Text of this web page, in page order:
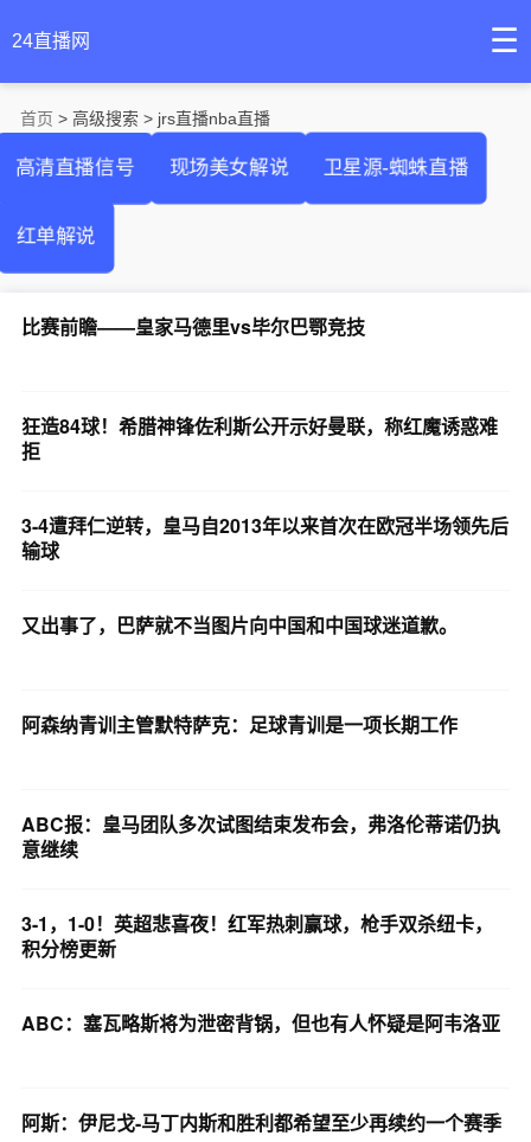
24直播网 ☰
首页 > 高级搜索 > jrs直播nba直播
高清直播信号 现场美女解说 卫星源-蜘蛛直播
红单解说
比赛前瞻——皇家马德里vs毕尔巴鄂竞技
狂造84球！希腊神锋佐利斯公开示好曼联，称红魔诱惑难
拒
3-4遭拜仁逆转，皇马自2013年以来首次在欧冠半场领先后
输球
又出事了，巴萨就不当图片向中国和中国球迷道歉。
阿森纳青训主管默特萨克：足球青训是一项长期工作
ABC报：皇马团队多次试图结束发布会，弗洛伦蒂诺仍执
意继续
3-1，1-0！英超悲喜夜！红军热刺赢球，枪手双杀纽卡，
积分榜更新
ABC：塞瓦略斯将为泄密背锅，但也有人怀疑是阿韦洛亚
阿斯：伊尼戈-马丁内斯和胜利都希望至少再续约一个赛季